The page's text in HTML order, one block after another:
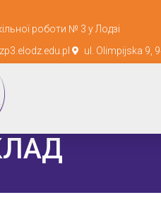
роботи № 3 у Лодзі
ul. Olimpijska 9,